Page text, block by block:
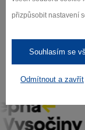
přizpůsobit nastavení
Souhlasím se
Odmítnout a zavřít